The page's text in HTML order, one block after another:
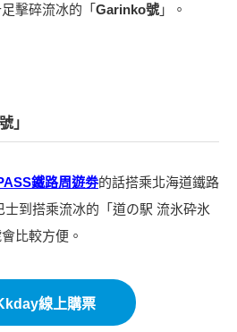
擊碎流冰的「 Garinko號 」。
」
鐵路周遊劵的話搭乘北海道鐵路
士到搭乘流冰的「道の駅 流氷砕氷
比較方便。
線上購票